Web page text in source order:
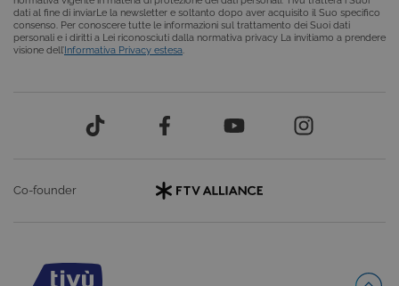
dati al fine di inviarLe la newsletter e soltanto dopo aver acquisito il Suo specifico
consenso. Per conoscere tutte le informazioni sul trattamento dei Suoi dati
personali e i diritti a Lei riconosciuti dalla normativa privacy La invitiamo a prendere
visione dell’Informativa Privacy estesa
Co-founder
funzioni
ASP.NET_SessionId